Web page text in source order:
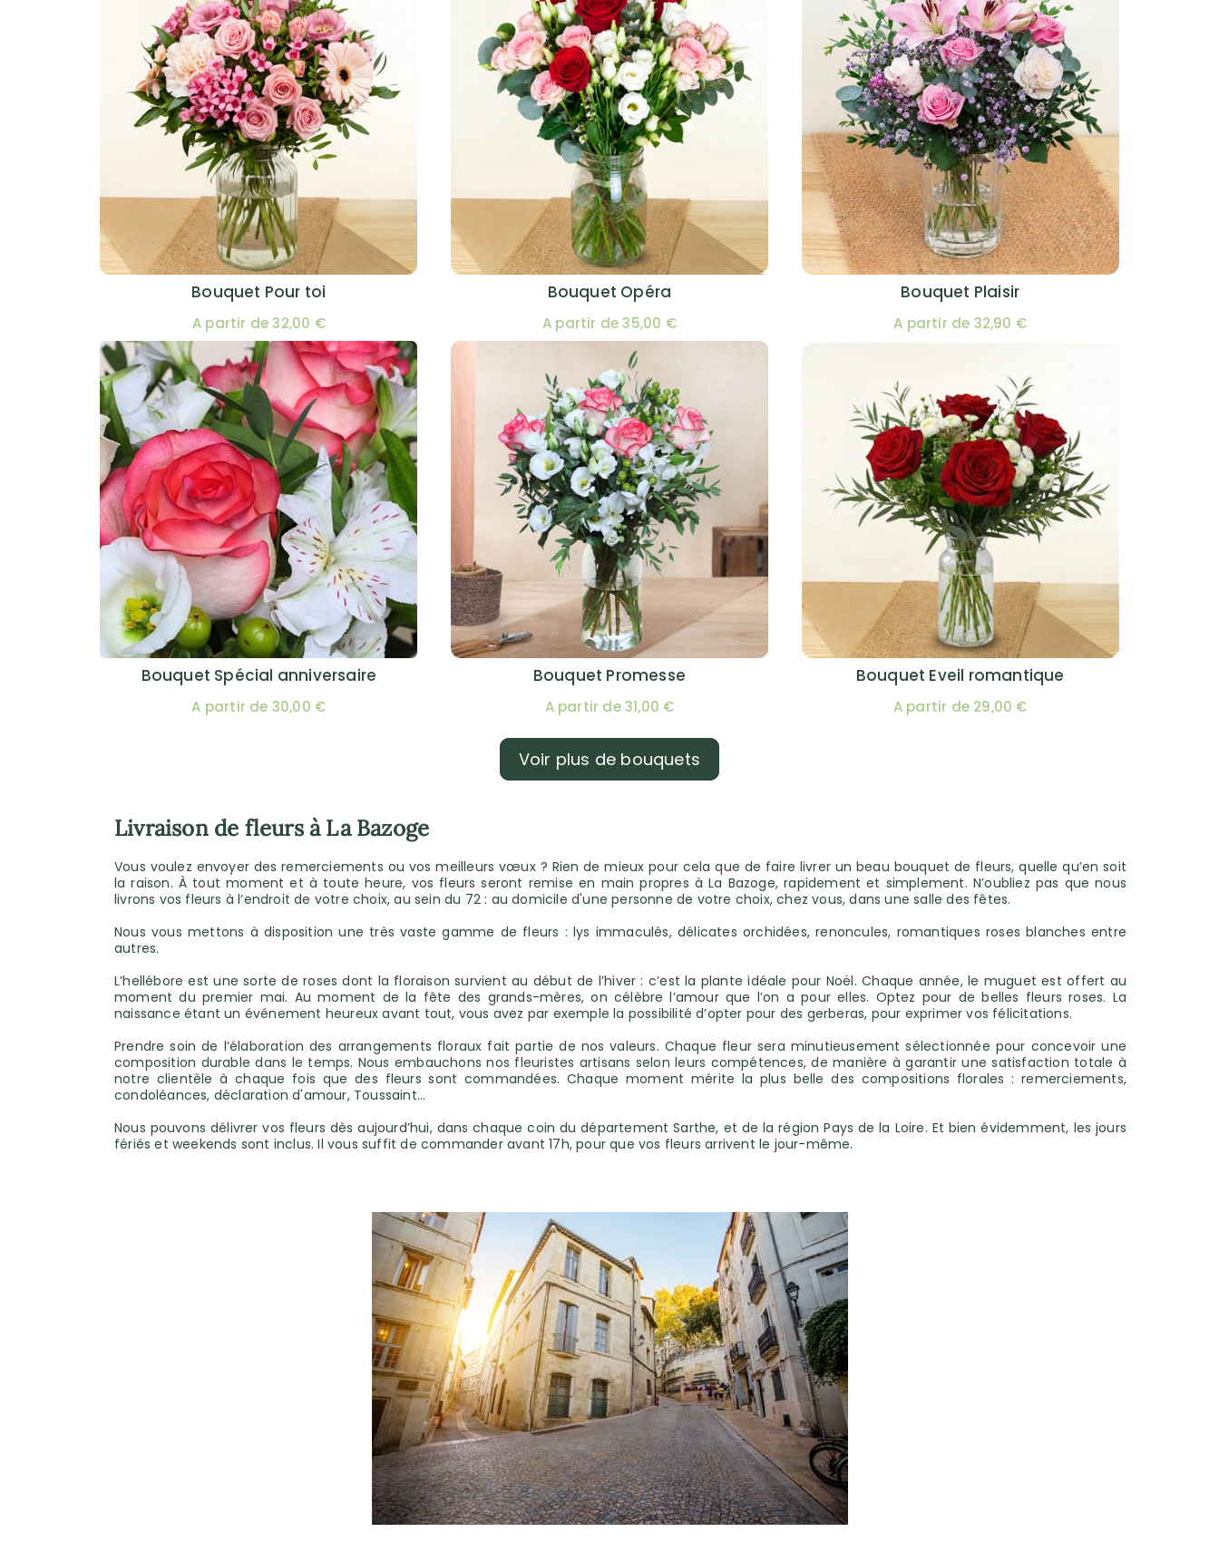
Bouquet Pour toi
A partir de 32,00 €
Bouquet Opéra
A partir de 35,00 €
Bouquet Plaisir
A partir de 32,90 €
Bouquet Spécial anniversaire
A partir de 30,00 €
Bouquet Promesse
A partir de 31,00 €
Bouquet Eveil romantique
A partir de 29,00 €
Voir plus de bouquets
Livraison de fleurs à La Bazoge
Vous voulez envoyer des remerciements ou vos meilleurs vœux ? Rien de mieux pour cela que de faire livrer un beau bouquet de fleurs, quelle qu’en soit
la raison. À tout moment et à toute heure, vos fleurs seront remise en main propres à La Bazoge, rapidement et simplement. N’oubliez pas que nous
livrons vos fleurs à l’endroit de votre choix, au sein du 72 : au domicile d'une personne de votre choix, chez vous, dans une salle des fêtes.
Nous vous mettons à disposition une très vaste gamme de fleurs : lys immaculés, délicates orchidées, renoncules, romantiques roses blanches entre
autres.
L’hellébore est une sorte de roses dont la floraison survient au début de l’hiver : c’est la plante idéale pour Noël. Chaque année, le muguet est offert au
moment du premier mai. Au moment de la fête des grands-mères, on célèbre l’amour que l’on a pour elles. Optez pour de belles fleurs roses. La
naissance étant un événement heureux avant tout, vous avez par exemple la possibilité d’opter pour des gerberas, pour exprimer vos félicitations.
Prendre soin de l’élaboration des arrangements floraux fait partie de nos valeurs. Chaque fleur sera minutieusement sélectionnée pour concevoir une
composition durable dans le temps. Nous embauchons nos fleuristes artisans selon leurs compétences, de manière à garantir une satisfaction totale à
notre clientèle à chaque fois que des fleurs sont commandées. Chaque moment mérite la plus belle des compositions florales : remerciements,
condoléances, déclaration d'amour, Toussaint…
Nous pouvons délivrer vos fleurs dès aujourd’hui, dans chaque coin du département Sarthe, et de la région Pays de la Loire. Et bien évidemment, les jours
fériés et weekends sont inclus. Il vous suffit de commander avant 17h, pour que vos fleurs arrivent le jour-même.